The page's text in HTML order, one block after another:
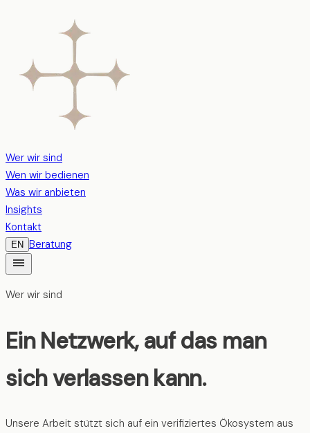
Wer wir sind
Wen wir bedienen
Was wir anbieten
Insights
Kontakt
EN Beratung
Wer wir sind
Ein Netzwerk, auf das man
sich verlassen kann.
Unsere Arbeit stützt sich auf ein verifiziertes Ökosystem aus